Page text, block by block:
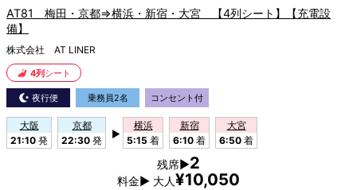
AT81 梅田・京都⇒横浜・新宿・大宮 【4列シート】【充電設
備】
株式会社 AT LINER
4列 シート
夜行便 乗務員2名 コンセント付
大阪
21:10 発
京都
22:30 発
▶
横浜
5:15 着
新宿
6:10 着
大宮
6:50 着
残席▶2
料金▶ 大人¥10,050